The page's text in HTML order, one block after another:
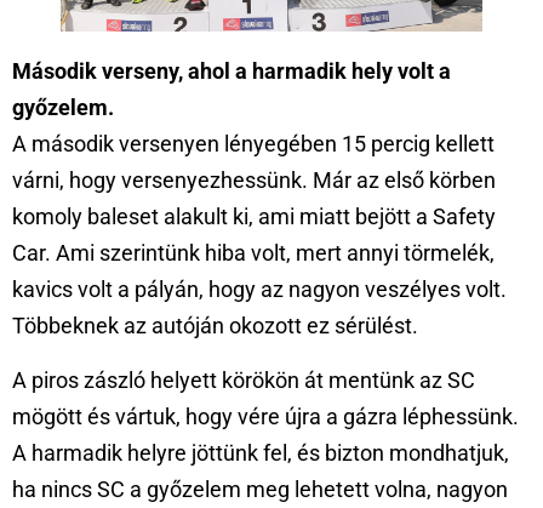
Második verseny, ahol a harmadik hely volt a
győzelem.
A második versenyen lényegében 15 percig kellett
várni, hogy versenyezhessünk. Már az első körben
komoly baleset alakult ki, ami miatt bejött a Safety
Car. Ami szerintünk hiba volt, mert annyi törmelék,
kavics volt a pályán, hogy az nagyon veszélyes volt.
Többeknek az autóján okozott ez sérülést.
A piros zászló helyett körökön át mentünk az SC
mögött és vártuk, hogy vére újra a gázra léphessünk.
A harmadik helyre jöttünk fel, és bizton mondhatjuk,
ha nincs SC a győzelem meg lehetett volna, nagyon